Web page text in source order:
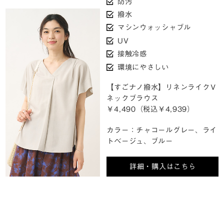
撥水
マシンウォッシャブル
UV
接触冷感
環境にやさしい
【すごナノ撥水】リネンライクＶ
ネックブラウス
￥4,490（税込￥4,939）
カラー：チャコールグレー、ライ
トベージュ、ブルー
詳細・購入はこちら